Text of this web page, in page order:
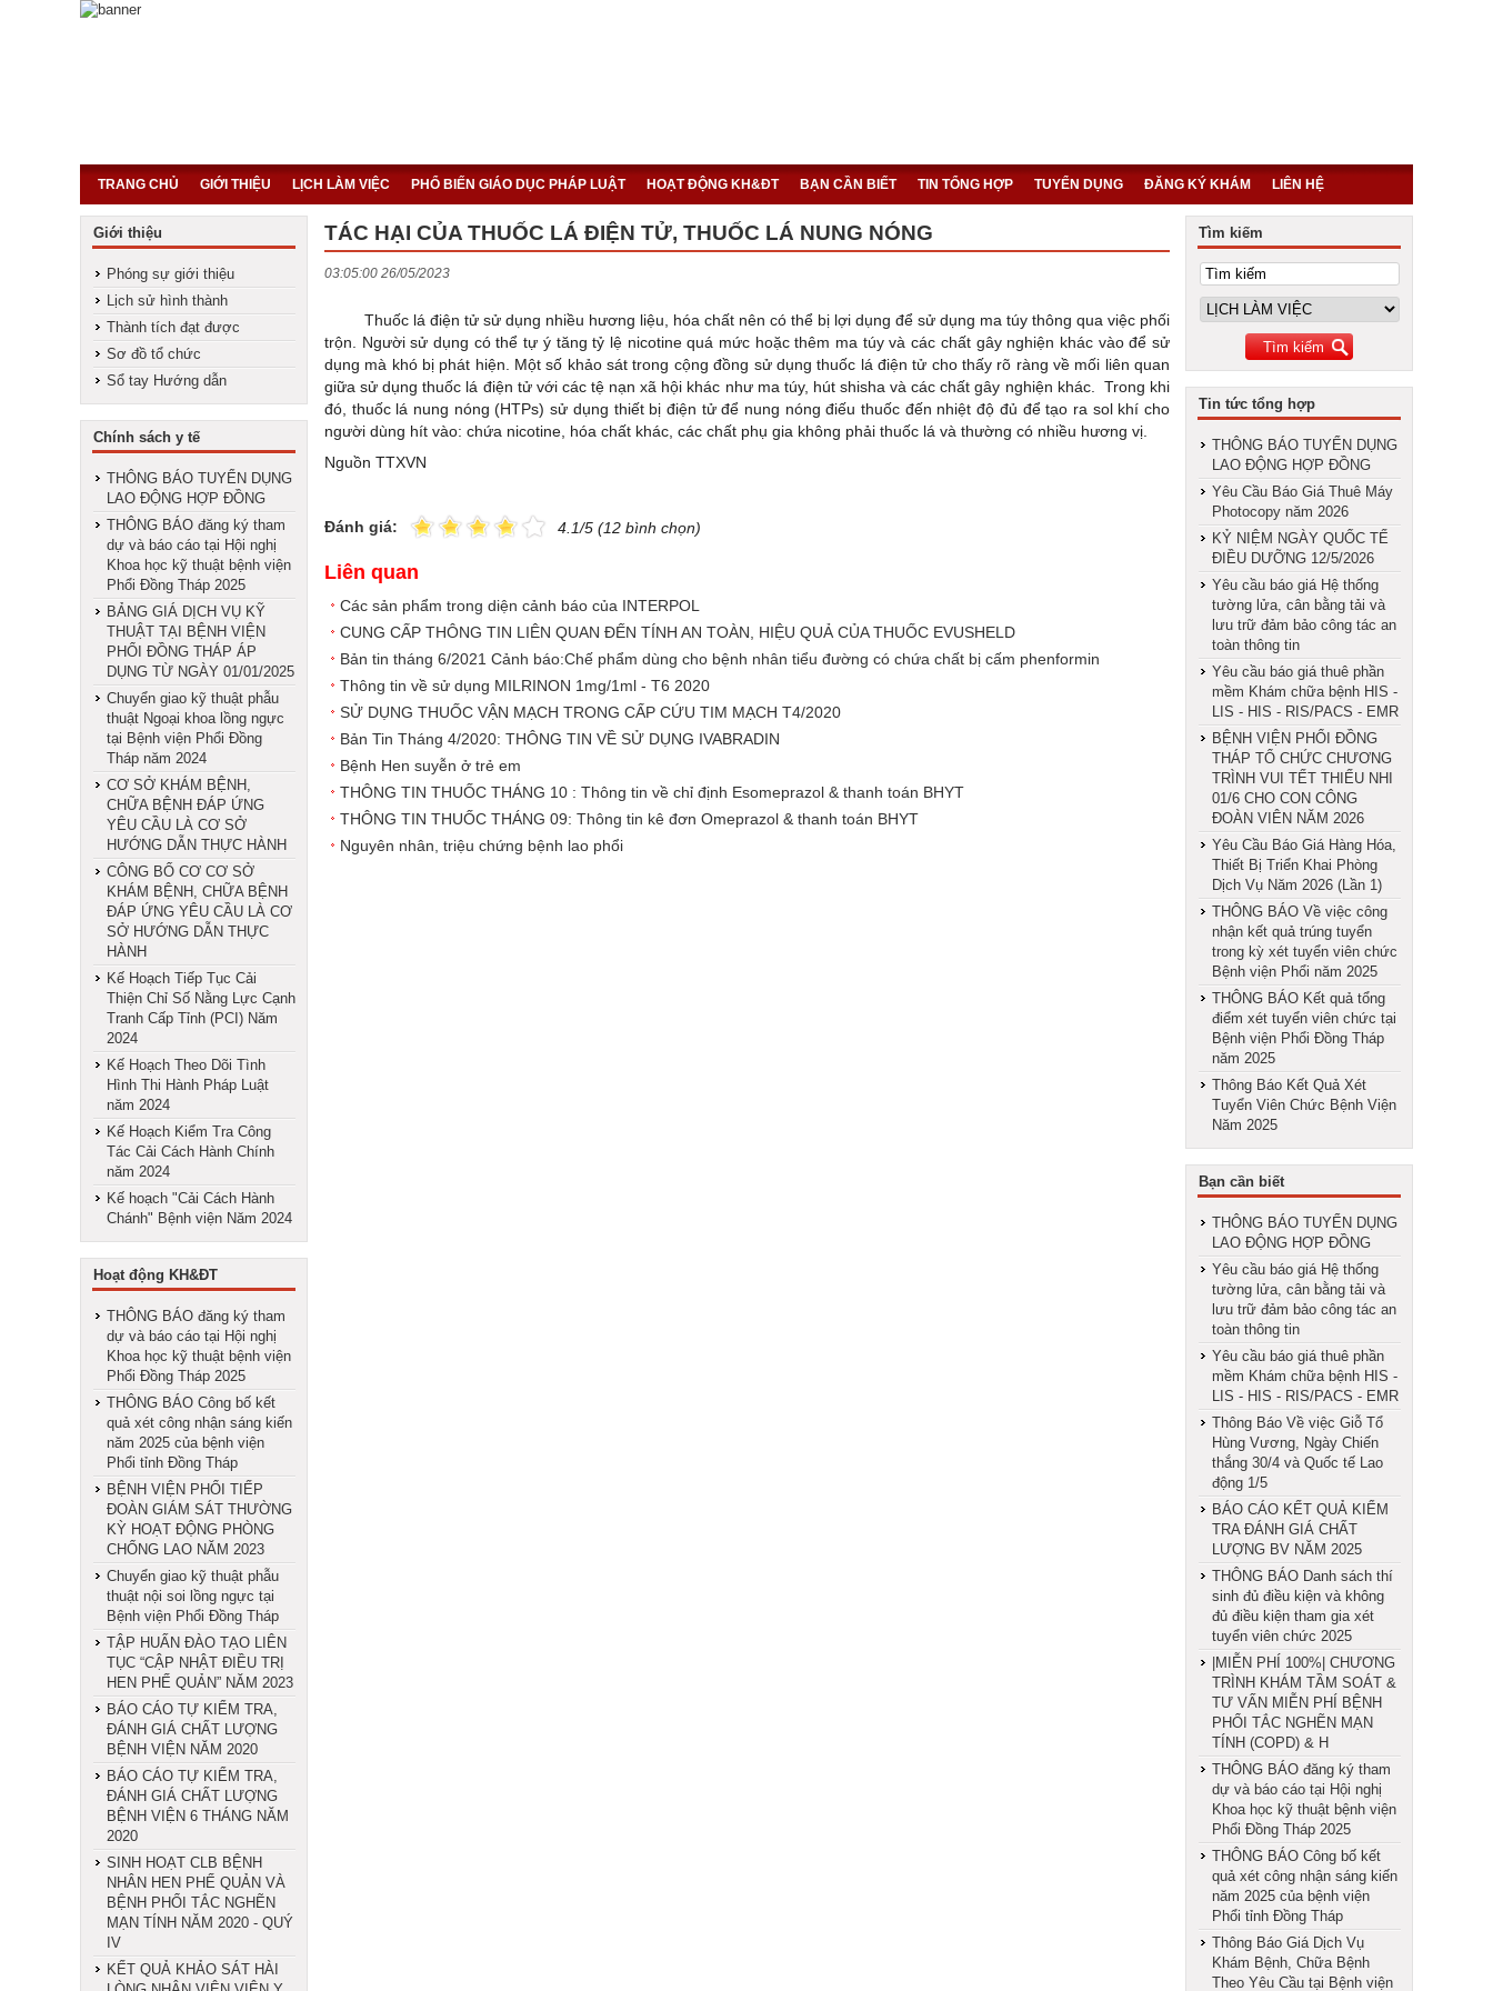
TRANG CHỦ GIỚI THIỆU LỊCH LÀM VIỆC PHỔ BIẾN GIÁO DỤC PHÁP LUẬT HOẠT ĐỘNG KH&ĐT BẠN CẦN BIẾT TIN TỔNG HỢP TUYỂN DỤNG ĐĂNG KÝ KHÁM LIÊN HỆ
Giới thiệu
Phóng sự giới thiệu
Lịch sử hình thành
Thành tích đạt được
Sơ đồ tổ chức
Sổ tay Hướng dẫn
Chính sách y tế
THÔNG BÁO TUYỂN DỤNG
LAO ĐỘNG HỢP ĐỒNG
THÔNG BÁO đăng ký tham
dự và báo cáo tại Hội nghị
Khoa học kỹ thuật bệnh viện
Phổi Đồng Tháp 2025
BẢNG GIÁ DỊCH VỤ KỸ
THUẬT TẠI BỆNH VIỆN
PHỔI ĐỒNG THÁP ÁP
DỤNG TỪ NGÀY 01/01/2025
Chuyển giao kỹ thuật phẫu
thuật Ngoại khoa lồng ngực
tại Bệnh viện Phổi Đồng
Tháp năm 2024
CƠ SỞ KHÁM BỆNH,
CHỮA BỆNH ĐÁP ỨNG
YÊU CẦU LÀ CƠ SỞ
HƯỚNG DẪN THỰC HÀNH
CÔNG BỐ CƠ CƠ SỞ
KHÁM BỆNH, CHỮA BỆNH
ĐÁP ỨNG YÊU CẦU LÀ CƠ
SỞ HƯỚNG DẪN THỰC
HÀNH
Kế Hoạch Tiếp Tục Cải
Thiện Chỉ Số Nằng Lực Cạnh
Tranh Cấp Tỉnh (PCI) Năm
2024
Kế Hoạch Theo Dõi Tình
Hình Thi Hành Pháp Luật
năm 2024
Kế Hoạch Kiểm Tra Công
Tác Cải Cách Hành Chính
năm 2024
Kế hoạch "Cải Cách Hành
Chánh" Bệnh viện Năm 2024
Hoạt động KH&ĐT
THÔNG BÁO đăng ký tham
dự và báo cáo tại Hội nghị
Khoa học kỹ thuật bệnh viện
Phổi Đồng Tháp 2025
THÔNG BÁO Công bố kết
quả xét công nhận sáng kiến
năm 2025 của bệnh viện
Phổi tỉnh Đồng Tháp
BỆNH VIỆN PHỔI TIẾP
ĐOÀN GIÁM SÁT THƯỜNG
KỲ HOẠT ĐỘNG PHÒNG
CHỐNG LAO NĂM 2023
Chuyển giao kỹ thuật phẫu
thuật nội soi lồng ngực tại
Bệnh viện Phổi Đồng Tháp
TẬP HUẤN ĐÀO TẠO LIÊN
TỤC “CẬP NHẬT ĐIỀU TRỊ
HEN PHẾ QUẢN” NĂM 2023
BÁO CÁO TỰ KIỂM TRA,
ĐÁNH GIÁ CHẤT LƯỢNG
BỆNH VIỆN NĂM 2020
BÁO CÁO TỰ KIỂM TRA,
ĐÁNH GIÁ CHẤT LƯỢNG
BỆNH VIỆN 6 THÁNG NĂM
2020
SINH HOẠT CLB BỆNH
NHÂN HEN PHẾ QUẢN VÀ
BỆNH PHỔI TẮC NGHẼN
MẠN TÍNH NĂM 2020 - QUÝ
IV
KẾT QUẢ KHẢO SÁT HÀI
TÁC HẠI CỦA THUỐC LÁ ĐIỆN TỬ, THUỐC LÁ NUNG NÓNG
03:05:00 26/05/2023
Thuốc lá điện tử sử dụng nhiều hương liệu, hóa chất nên có thể bị lợi dụng để sử dụng ma túy thông qua việc phối
trộn. Người sử dụng có thể tự ý tăng tỷ lệ nicotine quá mức hoặc thêm ma túy và các chất gây nghiện khác vào để sử
dụng mà khó bị phát hiện. Một số khảo sát trong cộng đồng sử dụng thuốc lá điện tử cho thấy rõ ràng về mối liên quan
giữa sử dụng thuốc lá điện tử với các tệ nạn xã hội khác như ma túy, hút shisha và các chất gây nghiện khác. Trong khi
đó, thuốc lá nung nóng (HTPs) sử dụng thiết bị điện tử để nung nóng điếu thuốc đến nhiệt độ đủ để tạo ra sol khí cho
người dùng hít vào: chứa nicotine, hóa chất khác, các chất phụ gia không phải thuốc lá và thường có nhiều hương vị.
Nguồn TTXVN
Đánh giá: 4.1/5 (12 bình chọn)
Liên quan
Các sản phẩm trong diện cảnh báo của INTERPOL
CUNG CẤP THÔNG TIN LIÊN QUAN ĐẾN TÍNH AN TOÀN, HIỆU QUẢ CỦA THUỐC EVUSHELD
Bản tin tháng 6/2021 Cảnh báo:Chế phẩm dùng cho bệnh nhân tiểu đường có chứa chất bị cấm phenformin
Thông tin về sử dụng MILRINON 1mg/1ml - T6 2020
SỬ DỤNG THUỐC VẬN MẠCH TRONG CẤP CỨU TIM MẠCH T4/2020
Bản Tin Tháng 4/2020: THÔNG TIN VỀ SỬ DỤNG IVABRADIN
Bệnh Hen suyễn ở trẻ em
THÔNG TIN THUỐC THÁNG 10 : Thông tin về chỉ định Esomeprazol & thanh toán BHYT
THÔNG TIN THUỐC THÁNG 09: Thông tin kê đơn Omeprazol & thanh toán BHYT
Nguyên nhân, triệu chứng bệnh lao phổi
Tìm kiếm
Tin tức tổng hợp
THÔNG BÁO TUYỂN DỤNG
LAO ĐỘNG HỢP ĐỒNG
Yêu Cầu Báo Giá Thuê Máy
Photocopy năm 2026
KỶ NIỆM NGÀY QUỐC TẾ
ĐIỀU DƯỠNG 12/5/2026
Yêu cầu báo giá Hệ thống
tường lửa, cân bằng tải và
lưu trữ đảm bảo công tác an
toàn thông tin
Yêu cầu báo giá thuê phần
mềm Khám chữa bệnh HIS -
LIS - HIS - RIS/PACS - EMR
BỆNH VIỆN PHỔI ĐỒNG
THÁP TỔ CHỨC CHƯƠNG
TRÌNH VUI TẾT THIẾU NHI
01/6 CHO CON CÔNG
ĐOÀN VIÊN NĂM 2026
Yêu Cầu Báo Giá Hàng Hóa,
Thiết Bị Triển Khai Phòng
Dịch Vụ Năm 2026 (Lần 1)
THÔNG BÁO Về việc công
nhận kết quả trúng tuyển
trong kỳ xét tuyển viên chức
Bệnh viện Phổi năm 2025
THÔNG BÁO Kết quả tổng
điểm xét tuyển viên chức tại
Bệnh viện Phổi Đồng Tháp
năm 2025
Thông Báo Kết Quả Xét
Tuyển Viên Chức Bệnh Viện
Năm 2025
Bạn cần biết
THÔNG BÁO TUYỂN DỤNG
LAO ĐỘNG HỢP ĐỒNG
Yêu cầu báo giá Hệ thống
tường lửa, cân bằng tải và
lưu trữ đảm bảo công tác an
toàn thông tin
Yêu cầu báo giá thuê phần
mềm Khám chữa bệnh HIS -
LIS - HIS - RIS/PACS - EMR
Thông Báo Về việc Giỗ Tổ
Hùng Vương, Ngày Chiến
thắng 30/4 và Quốc tế Lao
động 1/5
BÁO CÁO KẾT QUẢ KIỂM
TRA ĐÁNH GIÁ CHẤT
LƯỢNG BV NĂM 2025
THÔNG BÁO Danh sách thí
sinh đủ điều kiện và không
đủ điều kiện tham gia xét
tuyển viên chức 2025
|MIỄN PHÍ 100%| CHƯƠNG
TRÌNH KHÁM TẦM SOÁT &
TƯ VẤN MIỄN PHÍ BỆNH
PHỔI TẮC NGHẼN MẠN
TÍNH (COPD) & H
THÔNG BÁO đăng ký tham
dự và báo cáo tại Hội nghị
Khoa học kỹ thuật bệnh viện
Phổi Đồng Tháp 2025
THÔNG BÁO Công bố kết
quả xét công nhận sáng kiến
năm 2025 của bệnh viện
Phổi tỉnh Đồng Tháp
Thông Báo Giá Dịch Vụ
Khám Bệnh, Chữa Bệnh
Theo Yêu Cầu tại Bệnh viện